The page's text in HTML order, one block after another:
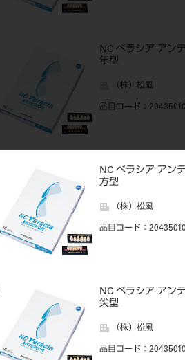
NC ベラシア ア
年型
（株）松風
品目コード ：
NC ベラシア ア
方型
（株）松風
品目コード ：
NC ベラシア ア
尖型
（株）松風
品目コード ：